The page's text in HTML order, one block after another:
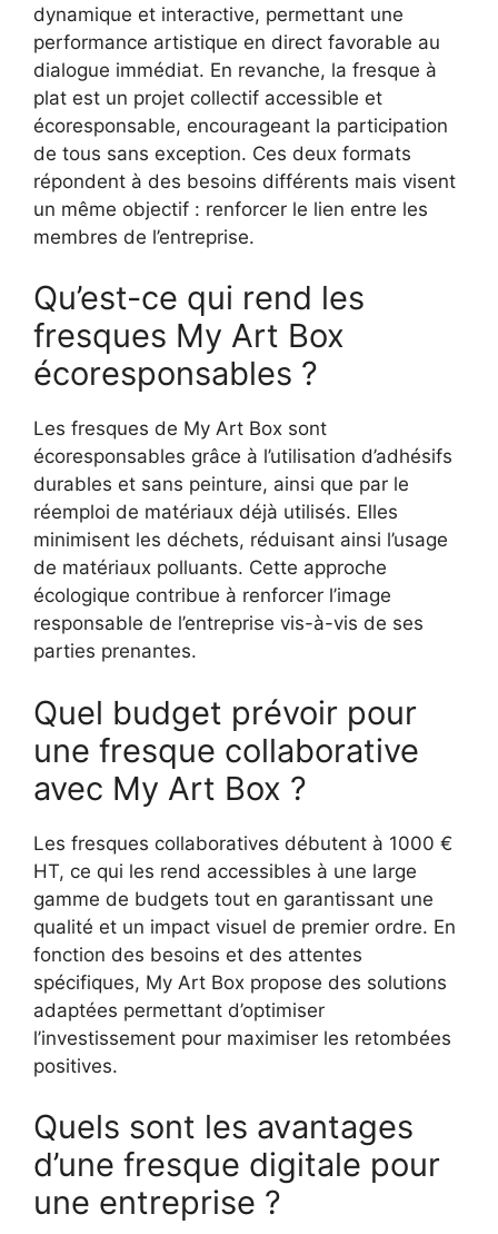
dynamique et interactive, permettant une
performance artistique en direct favorable au
dialogue immédiat. En revanche, la fresque à
plat est un projet collectif accessible et
écoresponsable, encourageant la participation
de tous sans exception. Ces deux formats
répondent à des besoins différents mais visent
un même objectif : renforcer le lien entre les
membres de l’entreprise.
Qu’est-ce qui rend les
fresques My Art Box
écoresponsables ?
Les fresques de My Art Box sont
écoresponsables grâce à l’utilisation d’adhésifs
durables et sans peinture, ainsi que par le
réemploi de matériaux déjà utilisés. Elles
minimisent les déchets, réduisant ainsi l’usage
de matériaux polluants. Cette approche
écologique contribue à renforcer l’image
responsable de l’entreprise vis-à-vis de ses
parties prenantes.
Quel budget prévoir pour
une fresque collaborative
avec My Art Box ?
Les fresques collaboratives débutent à 1000 €
HT, ce qui les rend accessibles à une large
gamme de budgets tout en garantissant une
qualité et un impact visuel de premier ordre. En
fonction des besoins et des attentes
spécifiques, My Art Box propose des solutions
adaptées permettant d’optimiser
l’investissement pour maximiser les retombées
positives.
Quels sont les avantages
d’une fresque digitale pour
une entreprise ?